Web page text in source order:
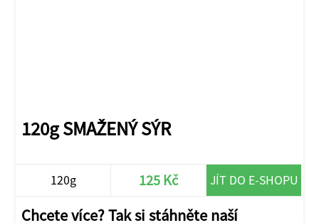
120g SMAŽENÝ SÝR
120g 125 Kč JÍT DO E-SHOPU
Chcete více? Tak si stáhněte naší